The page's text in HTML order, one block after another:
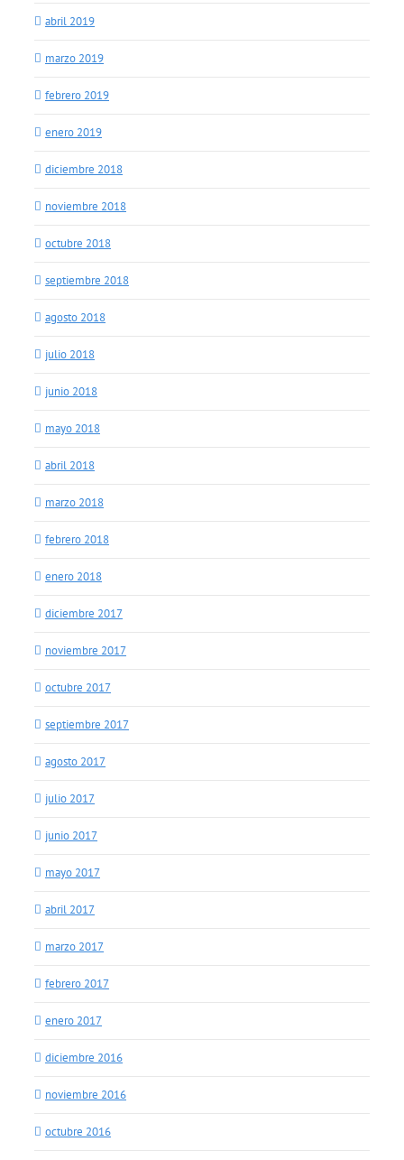
abril 2019
marzo 2019
febrero 2019
enero 2019
diciembre 2018
noviembre 2018
octubre 2018
septiembre 2018
agosto 2018
julio 2018
junio 2018
mayo 2018
abril 2018
marzo 2018
febrero 2018
enero 2018
diciembre 2017
noviembre 2017
octubre 2017
septiembre 2017
agosto 2017
julio 2017
junio 2017
mayo 2017
abril 2017
marzo 2017
febrero 2017
enero 2017
diciembre 2016
noviembre 2016
octubre 2016